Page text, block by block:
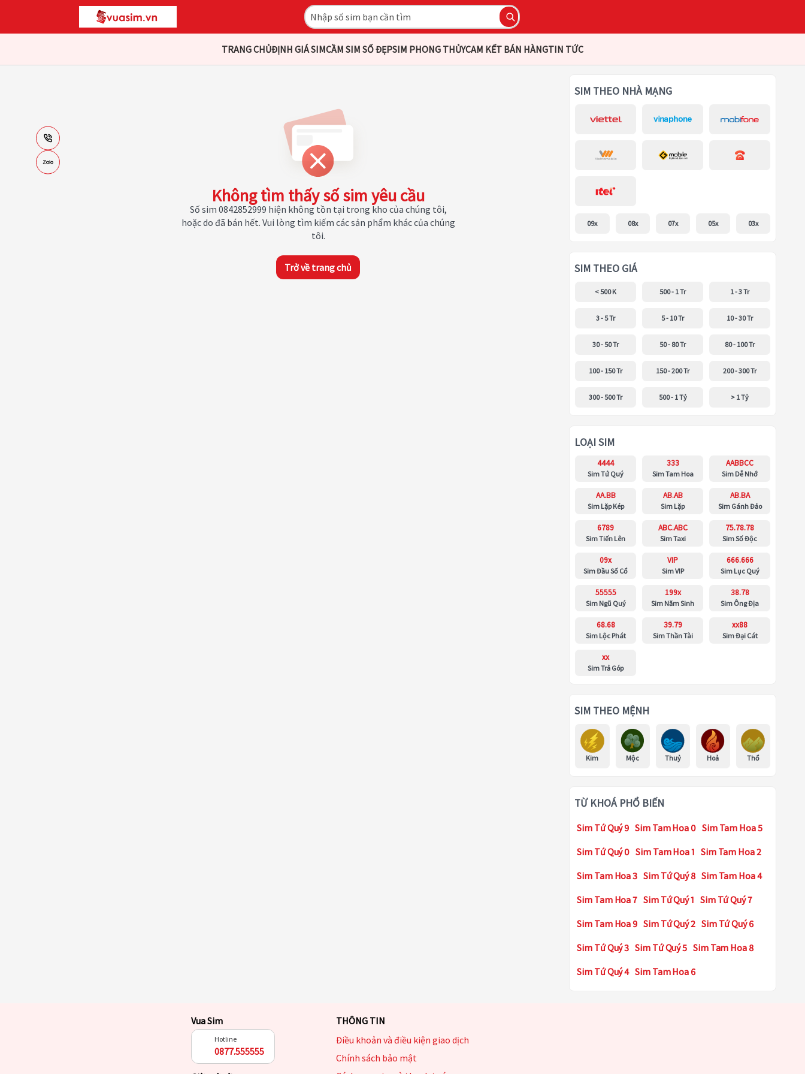
TRANG CHỦĐỊNH GIÁ SIMCẦM SIM SỐ ĐẸPSIM PHONG THỦYCAM KẾT BÁN HÀNGTIN TỨC
Không tìm thấy số sim yêu cầu
Số sim 0842852999 hiện không tồn tại trong kho của chúng tôi,
hoặc do đã bán hết. Vui lòng tìm kiếm các sản phẩm khác của chúng
tôi.
Trở về trang chủ
SIM THEO NHÀ MẠNG
09x 08x 07x 05x 03x
SIM THEO GIÁ
< 500 K 500 - 1 Tr 1 - 3 Tr
3 - 5 Tr 5 - 10 Tr 10 - 30 Tr
30 - 50 Tr 50 - 80 Tr 80 - 100 Tr
100 - 150 Tr 150 - 200 Tr 200 - 300 Tr
300 - 500 Tr 500 - 1 Tỷ > 1 Tỷ
LOẠI SIM
4444
Sim Tứ Quý
333
Sim Tam Hoa
AABBCC
Sim Dễ Nhớ
AA.BB
Sim Lặp Kép
AB.AB
Sim Lặp
AB.BA
Sim Gánh Đảo
6789
Sim Tiến Lên
ABC.ABC
Sim Taxi
75.78.78
Sim Số Độc
09x
Sim Đầu Số Cổ
VIP
Sim VIP
666.666
Sim Lục Quý
55555
Sim Ngũ Quý
199x
Sim Năm Sinh
38.78
Sim Ông Địa
68.68
Sim Lộc Phát
39.79
Sim Thần Tài
xx88
Sim Đại Cát
xx
Sim Trả Góp
SIM THEO MỆNH
Kim Mộc Thuỷ Hoả Thổ
TỪ KHOÁ PHỔ BIẾN
Sim Tứ Quý 9 Sim Tam Hoa 0 Sim Tam Hoa 5
Sim Tứ Quý 0 Sim Tam Hoa 1 Sim Tam Hoa 2
Sim Tam Hoa 3 Sim Tứ Quý 8 Sim Tam Hoa 4
Sim Tam Hoa 7 Sim Tứ Quý 1 Sim Tứ Quý 7
Sim Tam Hoa 9 Sim Tứ Quý 2 Sim Tứ Quý 6
Sim Tứ Quý 3 Sim Tứ Quý 5 Sim Tam Hoa 8
Sim Tứ Quý 4 Sim Tam Hoa 6
Vua Sim
Hotline
0877.555555
THÔNG TIN
Điều khoản và điều kiện giao dịch
Chính sách bảo mật